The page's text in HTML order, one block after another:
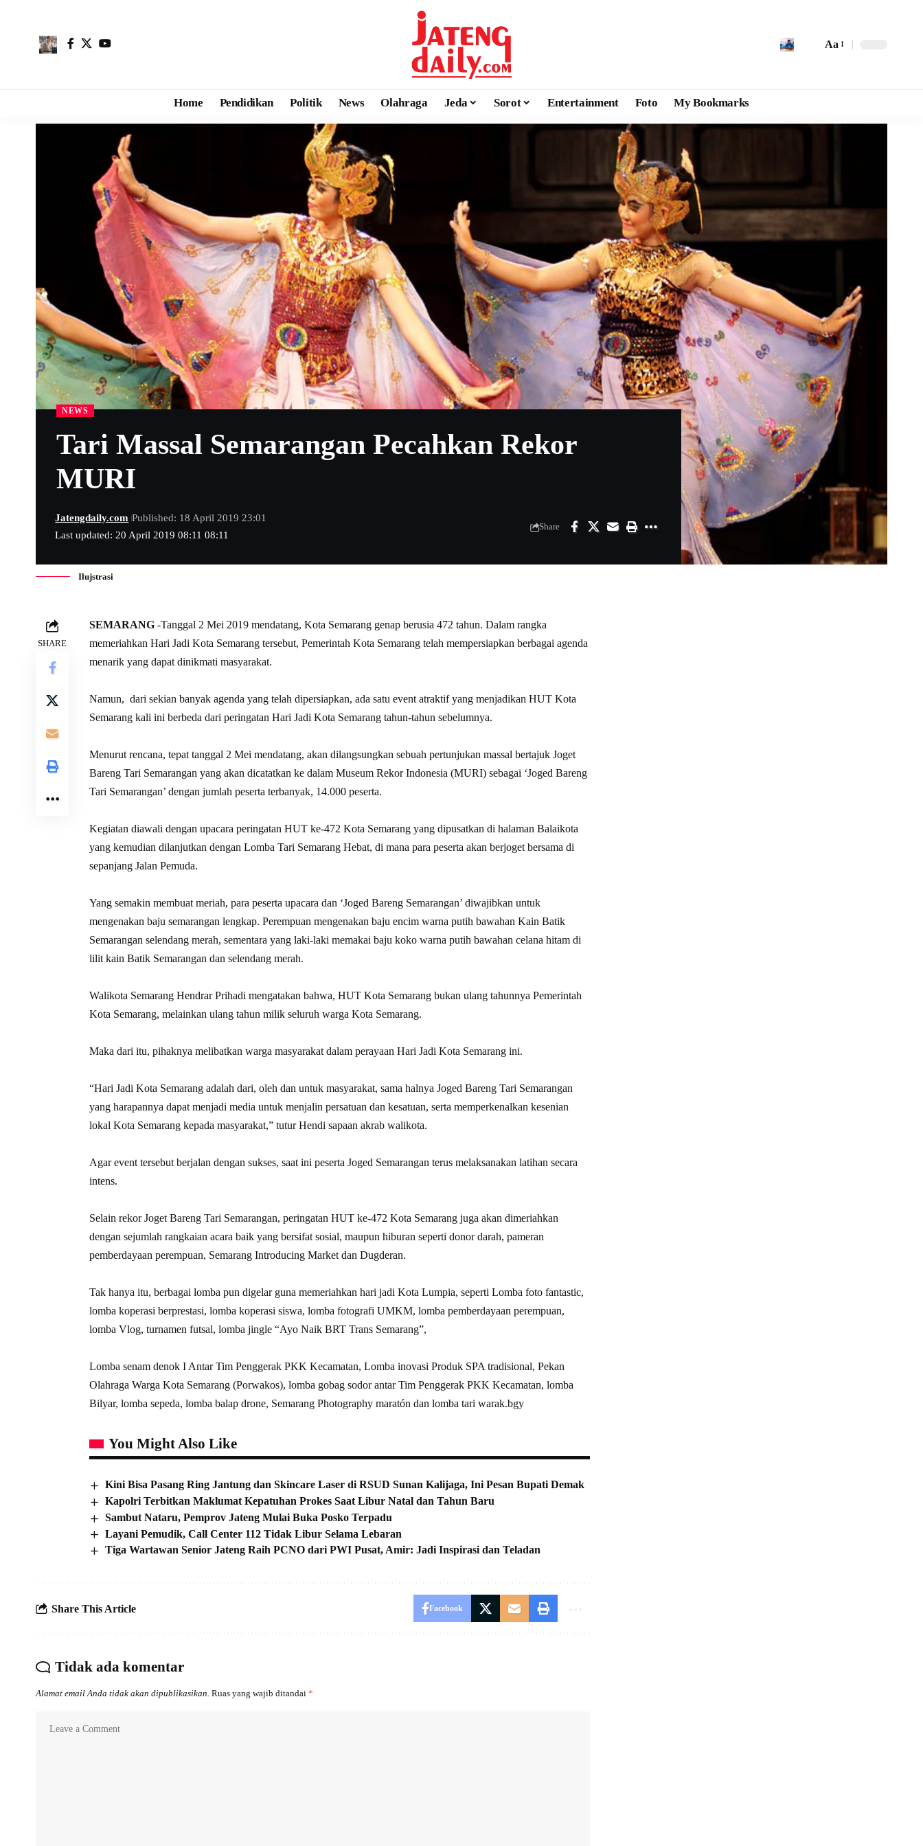
Aa
Home Pendidikan Politik News Olahraga Jeda Sorot Entertainment Foto My Bookmarks
NEWS
Tari Massal Semarangan Pecahkan Rekor
MURI
Last updated: 20 April 2019 08:11 08:11
Jatengdaily.com Published: 18 April 2019 23:01
Share
Ilujstrasi
SHARE
SEMARANG -Tanggal 2 Mei 2019 mendatang, Kota Semarang genap berusia 472 tahun. Dalam rangka
memeriahkan Hari Jadi Kota Semarang tersebut, Pemerintah Kota Semarang telah mempersiapkan berbagai agenda
menarik yang dapat dinikmati masyarakat.
Namun, dari sekian banyak agenda yang telah dipersiapkan, ada satu event atraktif yang menjadikan HUT Kota
Semarang kali ini berbeda dari peringatan Hari Jadi Kota Semarang tahun-tahun sebelumnya.
Menurut rencana, tepat tanggal 2 Mei mendatang, akan dilangsungkan sebuah pertunjukan massal bertajuk Joget
Bareng Tari Semarangan yang akan dicatatkan ke dalam Museum Rekor Indonesia (MURI) sebagai ‘Joged Bareng
Tari Semarangan’ dengan jumlah peserta terbanyak, 14.000 peserta.
Kegiatan diawali dengan upacara peringatan HUT ke-472 Kota Semarang yang dipusatkan di halaman Balaikota
yang kemudian dilanjutkan dengan Lomba Tari Semarang Hebat, di mana para peserta akan berjoget bersama di
sepanjang Jalan Pemuda.
Yang semakin membuat meriah, para peserta upacara dan ‘Joged Bareng Semarangan’ diwajibkan untuk
mengenakan baju semarangan lengkap. Perempuan mengenakan baju encim warna putih bawahan Kain Batik
Semarangan selendang merah, sementara yang laki-laki memakai baju koko warna putih bawahan celana hitam di
lilit kain Batik Semarangan dan selendang merah.
Walikota Semarang Hendrar Prihadi mengatakan bahwa, HUT Kota Semarang bukan ulang tahunnya Pemerintah
Kota Semarang, melainkan ulang tahun milik seluruh warga Kota Semarang.
Maka dari itu, pihaknya melibatkan warga masyarakat dalam perayaan Hari Jadi Kota Semarang ini.
“Hari Jadi Kota Semarang adalah dari, oleh dan untuk masyarakat, sama halnya Joged Bareng Tari Semarangan
yang harapannya dapat menjadi media untuk menjalin persatuan dan kesatuan, serta memperkenalkan kesenian
lokal Kota Semarang kepada masyarakat,” tutur Hendi sapaan akrab walikota.
Agar event tersebut berjalan dengan sukses, saat ini peserta Joged Semarangan terus melaksanakan latihan secara
intens.
Selain rekor Joget Bareng Tari Semarangan, peringatan HUT ke-472 Kota Semarang juga akan dimeriahkan
dengan sejumlah rangkaian acara baik yang bersifat sosial, maupun hiburan seperti donor darah, pameran
pemberdayaan perempuan, Semarang Introducing Market dan Dugderan.
Tak hanya itu, berbagai lomba pun digelar guna memeriahkan hari jadi Kota Lumpia, seperti Lomba foto fantastic,
lomba koperasi berprestasi, lomba koperasi siswa, lomba fotografi UMKM, lomba pemberdayaan perempuan,
lomba Vlog, turnamen futsal, lomba jingle “Ayo Naik BRT Trans Semarang”,
Lomba senam denok I Antar Tim Penggerak PKK Kecamatan, Lomba inovasi Produk SPA tradisional, Pekan
Olahraga Warga Kota Semarang (Porwakos), lomba gobag sodor antar Tim Penggerak PKK Kecamatan, lomba
Bilyar, lomba sepeda, lomba balap drone, Semarang Photography maratón dan lomba tari warak.bgy
You Might Also Like
Kini Bisa Pasang Ring Jantung dan Skincare Laser di RSUD Sunan Kalijaga, Ini Pesan Bupati Demak
Kapolri Terbitkan Maklumat Kepatuhan Prokes Saat Libur Natal dan Tahun Baru
Sambut Nataru, Pemprov Jateng Mulai Buka Posko Terpadu
Layani Pemudik, Call Center 112 Tidak Libur Selama Lebaran
Tiga Wartawan Senior Jateng Raih PCNO dari PWI Pusat, Amir: Jadi Inspirasi dan Teladan
Share This Article Facebook
Tidak ada komentar
Alamat email Anda tidak akan dipublikasikan. Ruas yang wajib ditandai *